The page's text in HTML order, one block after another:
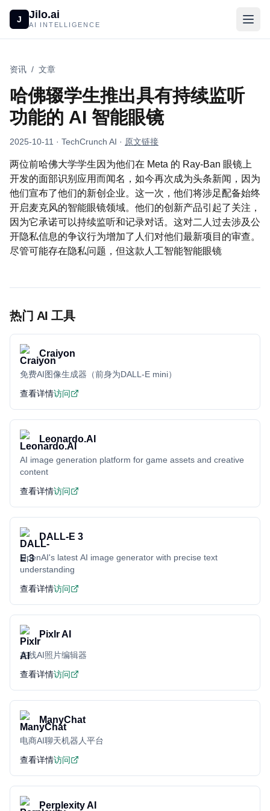
J Jilo.ai
AI INTELLIGENCE
资讯 / 文章
哈佛辍学生推出具有持续监听
功能的 AI 智能眼镜
2025-10-11 · TechCrunch AI · 原文链接
两位前哈佛大学学生因为他们在 Meta 的 Ray-Ban 眼镜上
开发的面部识别应用而闻名，如今再次成为头条新闻，因为
他们宣布了他们的新创企业。这一次，他们将涉足配备始终
开启麦克风的智能眼镜领域。他们的创新产品引起了关注，
因为它承诺可以持续监听和记录对话。这对二人过去涉及公
开隐私信息的争议行为增加了人们对他们最新项目的审查。
尽管可能存在隐私问题，但这款人工智能智能眼镜
热门 AI 工具
Craiyon
免费AI图像生成器（前身为DALL-E mini）
查看详情访问
Leonardo.AI
AI image generation platform for game assets and creative
content
查看详情访问
DALL-E 3
OpenAI's latest AI image generator with precise text
understanding
查看详情访问
Pixlr AI
在线AI照片编辑器
查看详情访问
ManyChat
电商AI聊天机器人平台
查看详情访问
Perplexity AI